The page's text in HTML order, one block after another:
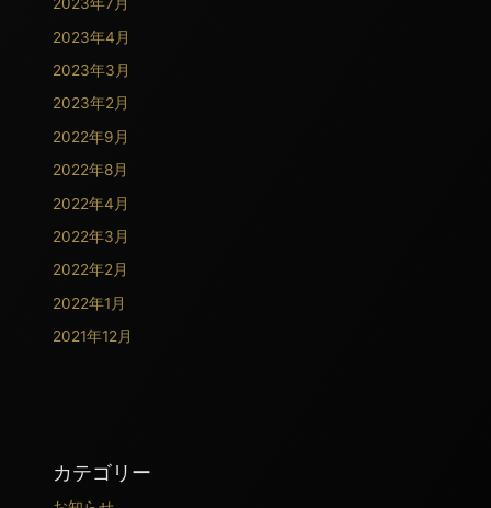
2023年4月
2023年3月
2023年2月
2022年9月
2022年8月
2022年4月
2022年3月
2022年2月
2022年1月
2021年12月
カテゴリー